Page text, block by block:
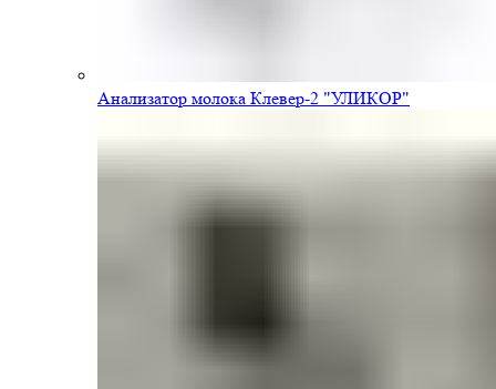
Анализатор молока Клевер-2 "УЛИКОР"